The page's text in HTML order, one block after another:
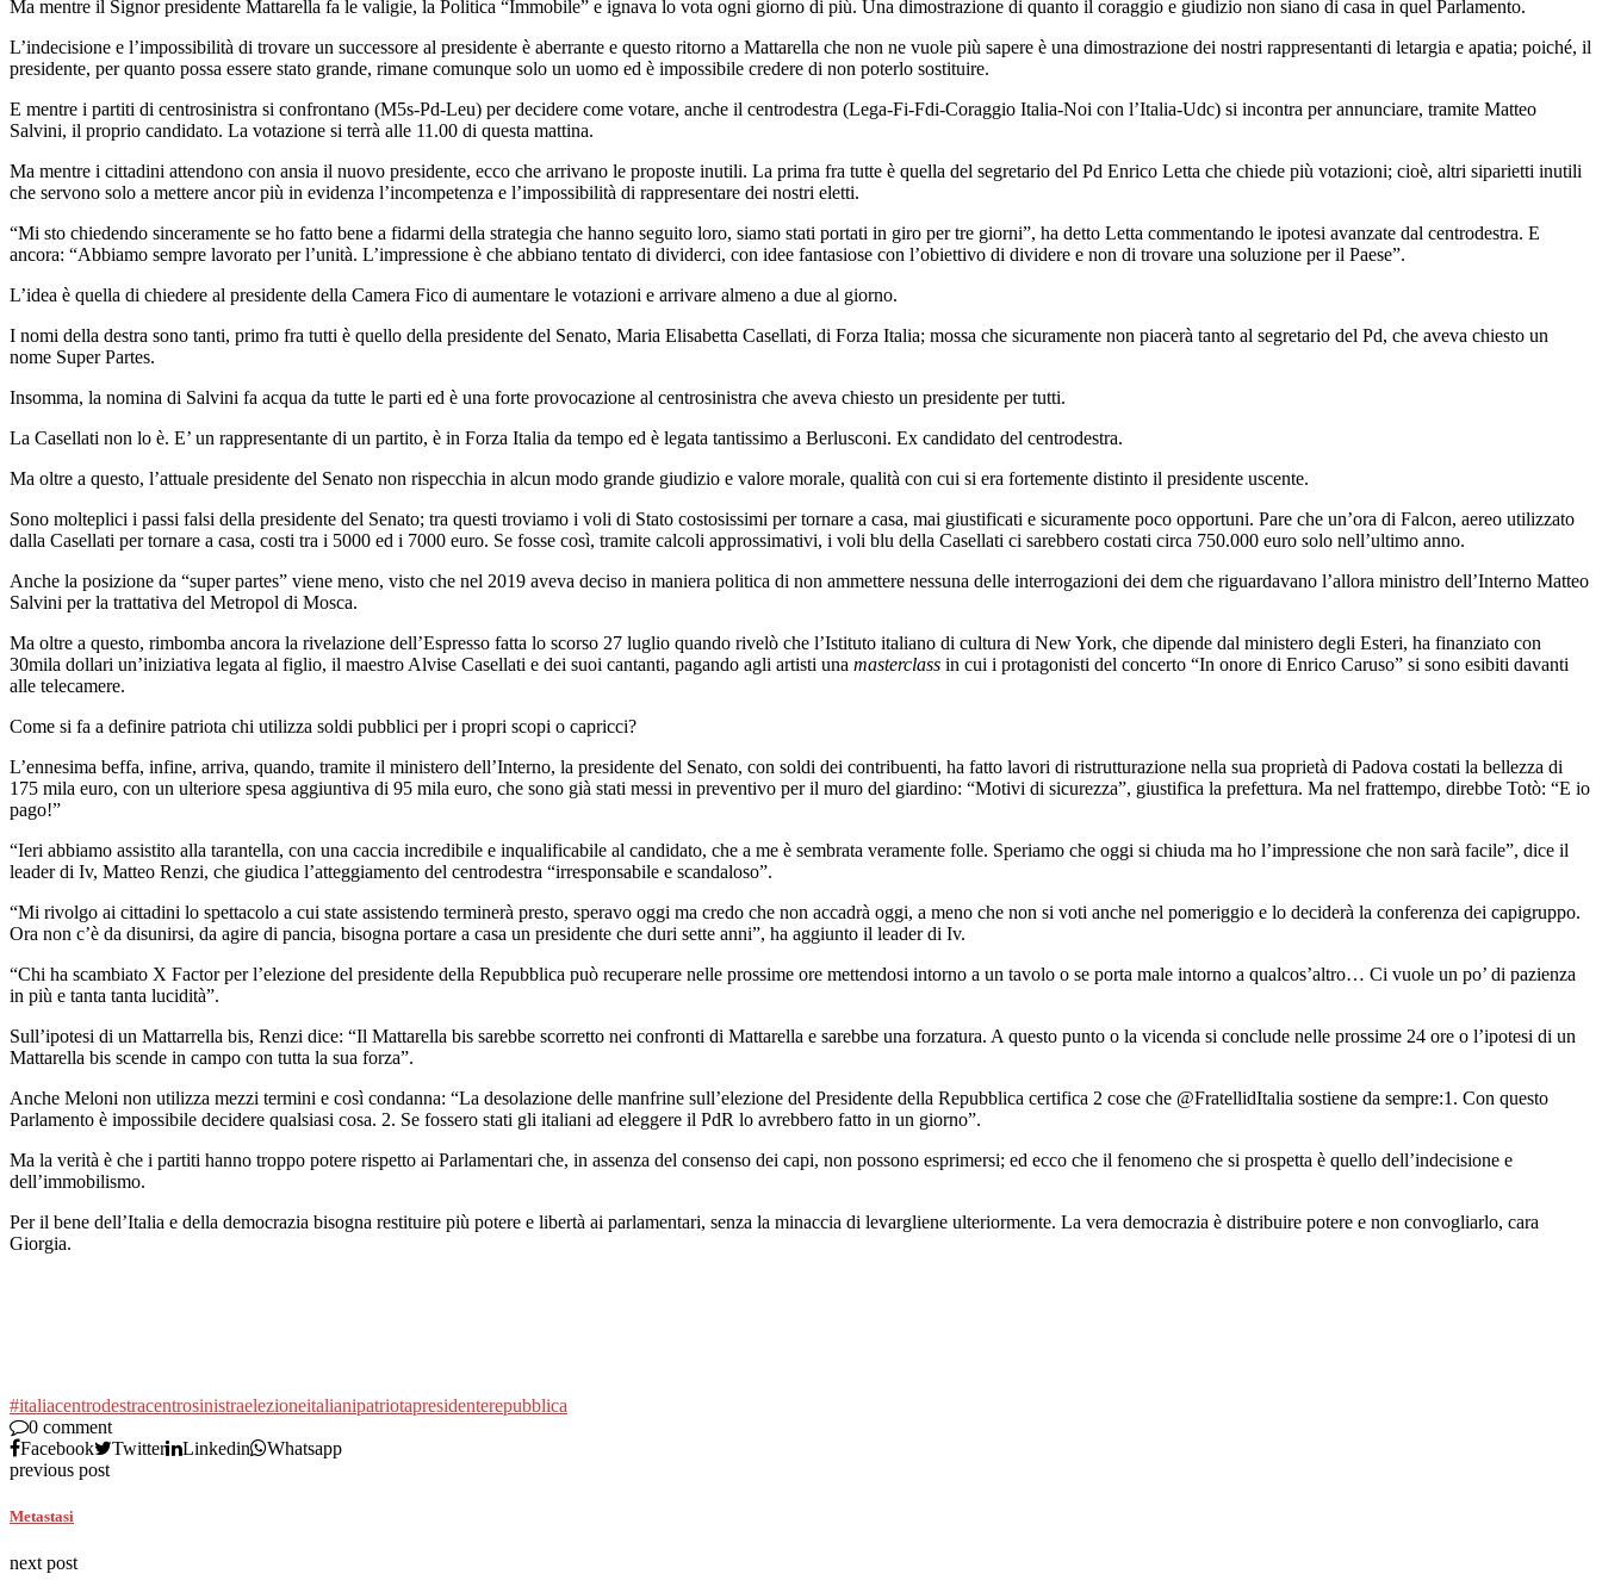
Ma mentre il Signor presidente Mattarella fa le valigie, la Politica “Immobile” e ignava lo vota ogni giorno di più. Una dimostrazione di quanto il coraggio e giudizio non siano di casa in quel Parlamento.
L’indecisione e l’impossibilità di trovare un successore al presidente è aberrante e questo ritorno a Mattarella che non ne vuole più sapere è una dimostrazione dei nostri rappresentanti di letargia e apatia; poiché, il
presidente, per quanto possa essere stato grande, rimane comunque solo un uomo ed è impossibile credere di non poterlo sostituire.
E mentre i partiti di centrosinistra si confrontano (M5s-Pd-Leu) per decidere come votare, anche il centrodestra (Lega-Fi-Fdi-Coraggio Italia-Noi con l’Italia-Udc) si incontra per annunciare, tramite Matteo
Salvini, il proprio candidato. La votazione si terrà alle 11.00 di questa mattina.
Ma mentre i cittadini attendono con ansia il nuovo presidente, ecco che arrivano le proposte inutili. La prima fra tutte è quella del segretario del Pd Enrico Letta che chiede più votazioni; cioè, altri siparietti inutili
che servono solo a mettere ancor più in evidenza l’incompetenza e l’impossibilità di rappresentare dei nostri eletti.
“Mi sto chiedendo sinceramente se ho fatto bene a fidarmi della strategia che hanno seguito loro, siamo stati portati in giro per tre giorni”, ha detto Letta commentando le ipotesi avanzate dal centrodestra. E
ancora: “Abbiamo sempre lavorato per l’unità. L’impressione è che abbiano tentato di dividerci, con idee fantasiose con l’obiettivo di dividere e non di trovare una soluzione per il Paese”.
L’idea è quella di chiedere al presidente della Camera Fico di aumentare le votazioni e arrivare almeno a due al giorno.
I nomi della destra sono tanti, primo fra tutti è quello della presidente del Senato, Maria Elisabetta Casellati, di Forza Italia; mossa che sicuramente non piacerà tanto al segretario del Pd, che aveva chiesto un
nome Super Partes.
Insomma, la nomina di Salvini fa acqua da tutte le parti ed è una forte provocazione al centrosinistra che aveva chiesto un presidente per tutti.
La Casellati non lo è. E’ un rappresentante di un partito, è in Forza Italia da tempo ed è legata tantissimo a Berlusconi. Ex candidato del centrodestra.
Ma oltre a questo, l’attuale presidente del Senato non rispecchia in alcun modo grande giudizio e valore morale, qualità con cui si era fortemente distinto il presidente uscente.
Sono molteplici i passi falsi della presidente del Senato; tra questi troviamo i voli di Stato costosissimi per tornare a casa, mai giustificati e sicuramente poco opportuni. Pare che un’ora di Falcon, aereo utilizzato
dalla Casellati per tornare a casa, costi tra i 5000 ed i 7000 euro. Se fosse così, tramite calcoli approssimativi, i voli blu della Casellati ci sarebbero costati circa 750.000 euro solo nell’ultimo anno.
Anche la posizione da “super partes” viene meno, visto che nel 2019 aveva deciso in maniera politica di non ammettere nessuna delle interrogazioni dei dem che riguardavano l’allora ministro dell’Interno Matteo
Salvini per la trattativa del Metropol di Mosca.
Ma oltre a questo, rimbomba ancora la rivelazione dell’Espresso fatta lo scorso 27 luglio quando rivelò che l’Istituto italiano di cultura di New York, che dipende dal ministero degli Esteri, ha finanziato con
30mila dollari un’iniziativa legata al figlio, il maestro Alvise Casellati e dei suoi cantanti, pagando agli artisti una masterclass in cui i protagonisti del concerto “In onore di Enrico Caruso” si sono esibiti davanti
alle telecamere.
Come si fa a definire patriota chi utilizza soldi pubblici per i propri scopi o capricci?
L’ennesima beffa, infine, arriva, quando, tramite il ministero dell’Interno, la presidente del Senato, con soldi dei contribuenti, ha fatto lavori di ristrutturazione nella sua proprietà di Padova costati la bellezza di
175 mila euro, con un ulteriore spesa aggiuntiva di 95 mila euro, che sono già stati messi in preventivo per il muro del giardino: “Motivi di sicurezza”, giustifica la prefettura. Ma nel frattempo, direbbe Totò: “E io
pago!”
“Ieri abbiamo assistito alla tarantella, con una caccia incredibile e inqualificabile al candidato, che a me è sembrata veramente folle. Speriamo che oggi si chiuda ma ho l’impressione che non sarà facile”, dice il
leader di Iv, Matteo Renzi, che giudica l’atteggiamento del centrodestra “irresponsabile e scandaloso”.
“Mi rivolgo ai cittadini lo spettacolo a cui state assistendo terminerà presto, speravo oggi ma credo che non accadrà oggi, a meno che non si voti anche nel pomeriggio e lo deciderà la conferenza dei capigruppo.
Ora non c’è da disunirsi, da agire di pancia, bisogna portare a casa un presidente che duri sette anni”, ha aggiunto il leader di Iv.
“Chi ha scambiato X Factor per l’elezione del presidente della Repubblica può recuperare nelle prossime ore mettendosi intorno a un tavolo o se porta male intorno a qualcos’altro… Ci vuole un po’ di pazienza
in più e tanta tanta lucidità”.
Sull’ipotesi di un Mattarrella bis, Renzi dice: “Il Mattarella bis sarebbe scorretto nei confronti di Mattarella e sarebbe una forzatura. A questo punto o la vicenda si conclude nelle prossime 24 ore o l’ipotesi di un
Mattarella bis scende in campo con tutta la sua forza”.
Anche Meloni non utilizza mezzi termini e così condanna: “La desolazione delle manfrine sull’elezione del Presidente della Repubblica certifica 2 cose che @FratellidItalia sostiene da sempre:1. Con questo
Parlamento è impossibile decidere qualsiasi cosa. 2. Se fossero stati gli italiani ad eleggere il PdR lo avrebbero fatto in un giorno”.
Ma la verità è che i partiti hanno troppo potere rispetto ai Parlamentari che, in assenza del consenso dei capi, non possono esprimersi; ed ecco che il fenomeno che si prospetta è quello dell’indecisione e
dell’immobilismo.
Per il bene dell’Italia e della democrazia bisogna restituire più potere e libertà ai parlamentari, senza la minaccia di levargliene ulteriormente. La vera democrazia è distribuire potere e non convogliarlo, cara
Giorgia.
#italiacentrodestracentrosinistraelezioneitalianipatriotapresidenterepubblica
0 comment
Facebook
Twitter Linkedin
Whatsapp
previous post
Metastasi
next post